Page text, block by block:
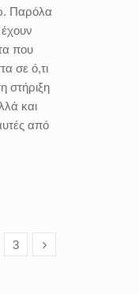
Παρόλα
έχουν
που
σε ό,τι
στήριξη
και
από
3